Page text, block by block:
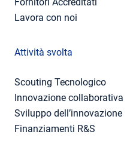
Lavora con noi
Attività svolta
Scouting Tecnologico
Innovazione collaborativa
Sviluppo dell’innovazione
Finanziamenti R&S